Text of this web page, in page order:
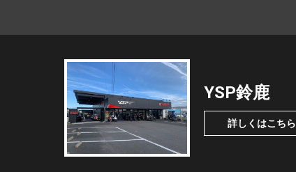
YSP鈴鹿
詳しくはこちら